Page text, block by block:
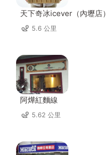
天下奇冰icever（內壢店）
5.6 公里
阿燁紅麵線
5.62 公里